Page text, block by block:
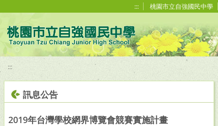
::: 桃園市立自強國民中學
:::
訊息公告
2019年台灣學校網界博覽會競賽實施計畫